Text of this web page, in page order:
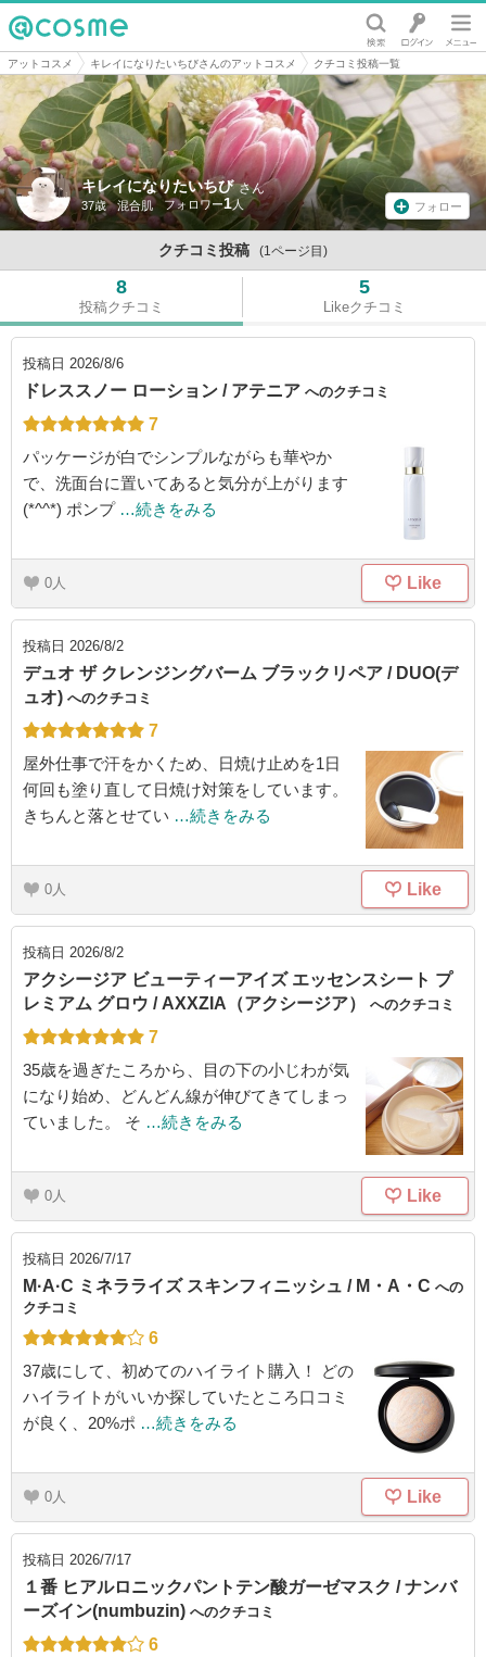
@cosme
アットコスメ キレイになりたいちびさんのアットコスメ クチコミ投稿一覧
キレイになりたいちび さん
37歳 混合肌 1 フォロー
クチコミ投稿 (1ページ目)
8
投稿クチコミ
5
Likeクチコミ
投稿日 2026/8/6
ドレススノー ローション / アテニア へのクチコミ
7
パッケージが白でシンプルながらも華やか
で、洗面台に置いてあると気分が上がります
(*^^*) ポンプ …続きをみる
0 Like
投稿日 2026/8/2
デュオ ザ クレンジングバーム ブラックリペア / DUO(デ
ュオ) へのクチコミ
7
屋外仕事で汗をかくため、日焼け止めを1日
何回も塗り直して日焼け対策をしています。
きちんと落とせてい …続きをみる
0 Like
投稿日 2026/8/2
アクシージア ビューティーアイズ エッセンスシート プ
レミアム グロウ / AXXZIA（アクシージア） へのクチコミ
7
35歳を過ぎたころから、目の下の小じわが気
になり始め、どんどん線が伸びてきてしまっ
ていました。 そ …続きをみる
0 Like
投稿日 2026/7/17
M·A·C ミネラライズ スキンフィニッシュ / M・A・C への
クチコミ
6
37歳にして、初めてのハイライト購入！ どの
ハイライトがいいか探していたところ口コミ
が良く、20%ポ …続きをみる
0 Like
投稿日 2026/7/17
１番 ヒアルロニックパントテン酸ガーゼマスク / ナンバ
ーズイン(numbuzin) へのクチコミ
6